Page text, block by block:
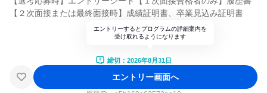
【２次面接または最終面接時】成績証明書、卒業見込み証明書
エントリーするとプログラムの詳細案内を
受け取れるようになります
締切：2026年8月31日
エントリー画面へ